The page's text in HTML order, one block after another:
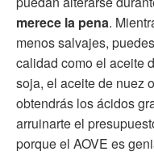
merece la pena.
menos salvajes,
calidad como el aceite
soja, el aceite de nuez
obtendrás los ácidos
arruinarte el
porque el AOVE es